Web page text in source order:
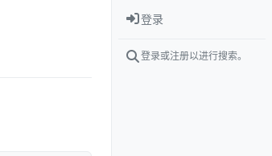
登录
登录或注册以进行搜索。